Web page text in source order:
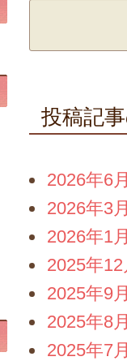
投稿記
2026年6
2026年3
2026年1
2025年12
2025年9
2025年8
2025年7